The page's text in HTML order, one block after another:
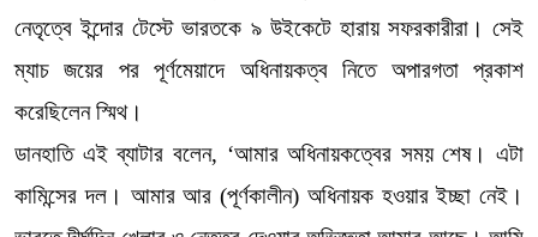
নেতৃত্বে ইন্দোর টেস্টে ভারতকে ৯ উইকেটে হারায় সফরকারীরা। সেই
ম্যাচ জয়ের পর পূর্ণমেয়াদে অধিনায়কত্ব নিতে অপারগতা প্রকাশ
করেছিলেন স্মিথ।
ডানহাতি এই ব্যাটার বলেন, ‘আমার অধিনায়কত্বের সময় শেষ। এটা
কামিন্সের দল। আমার আর (পূর্ণকালীন) অধিনায়ক হওয়ার ইচ্ছা নেই।